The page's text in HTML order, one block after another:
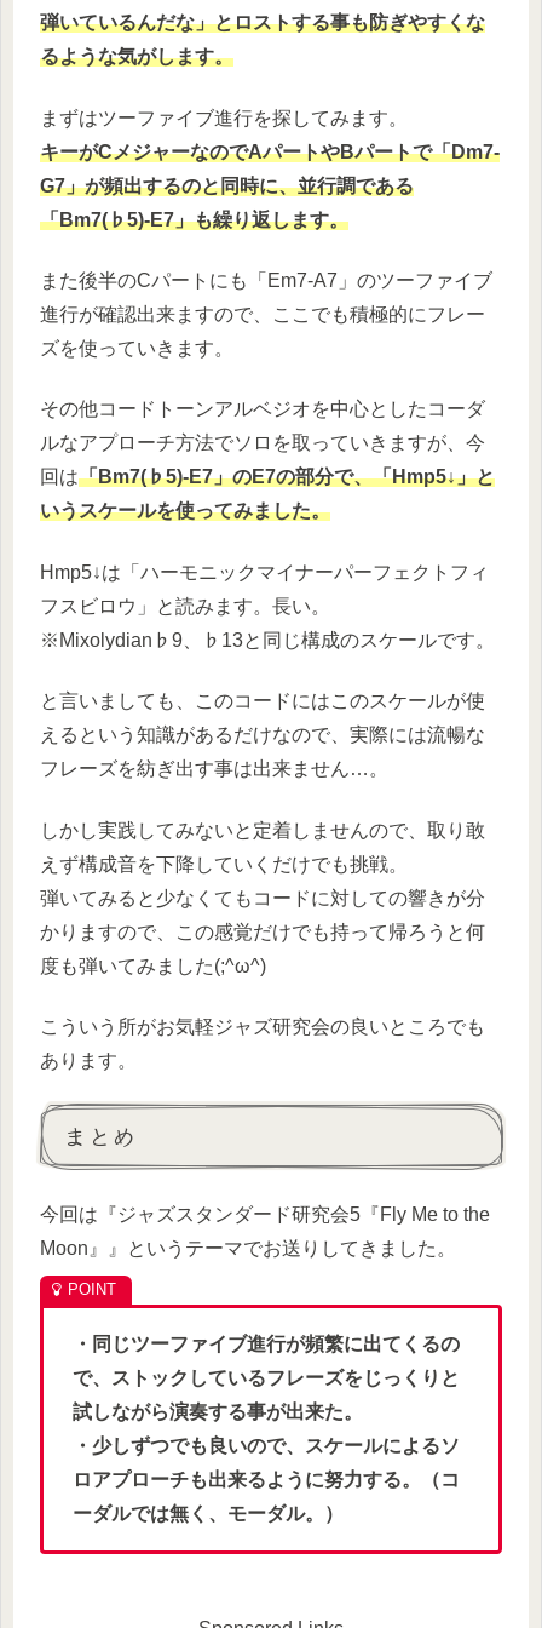
弾いているんだな」とロストする事も防ぎやすくな
るような気がします。
まずはツーファイブ進行を探してみます。
キーがCメジャーなのでAパートやBパートで「Dm7-
G7」が頻出するのと同時に、並行調である
「Bm7(♭5)-E7」も繰り返します。
また後半のCパートにも「Em7-A7」のツーファイブ
進行が確認出来ますので、ここでも積極的にフレー
ズを使っていきます。
その他コードトーンアルベジオを中心としたコーダ
ルなアプローチ方法でソロを取っていきますが、今
回は「Bm7(♭5)-E7」のE7の部分で、「Hmp5↓」と
いうスケールを使ってみました。
Hmp5↓は「ハーモニックマイナーパーフェクトフィ
フスビロウ」と読みます。長い。
※Mixolydian♭9、♭13と同じ構成のスケールです。
と言いましても、このコードにはこのスケールが使
えるという知識があるだけなので、実際には流暢な
フレーズを紡ぎ出す事は出来ません…。
しかし実践してみないと定着しませんので、取り敢
えず構成音を下降していくだけでも挑戦。
弾いてみると少なくてもコードに対しての響きが分
かりますので、この感覚だけでも持って帰ろうと何
度も弾いてみました(;^ω^)
こういう所がお気軽ジャズ研究会の良いところでも
あります。
まとめ
今回は『ジャズスタンダード研究会5『Fly Me to the
Moon』』というテーマでお送りしてきました。
・同じツーファイブ進行が頻繁に出てくるの
で、ストックしているフレーズをじっくりと
試しながら演奏する事が出来た。
・少しずつでも良いので、スケールによるソ
ロアプローチも出来るように努力する。（コ
ーダルでは無く、モーダル。）